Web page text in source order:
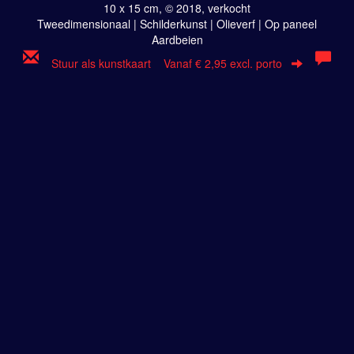
10 x 15 cm, © 2018, verkocht
Tweedimensionaal | Schilderkunst | Olieverf | Op paneel
Aardbeien
Stuur als kunstkaart Vanaf € 2,95 excl. porto